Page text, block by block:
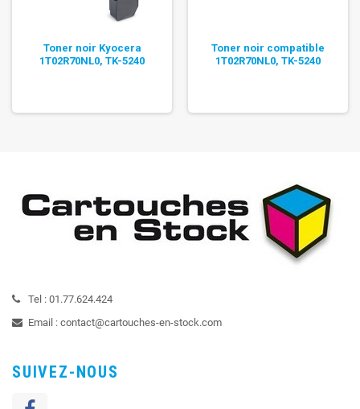
Toner noir Kyocera
1T02R70NL0, TK-5240
Toner noir compatible
1T02R70NL0, TK-5240
Tel : 01.77.624.424
Email : contact@cartouches-en-stock.com
SUIVEZ-NOUS